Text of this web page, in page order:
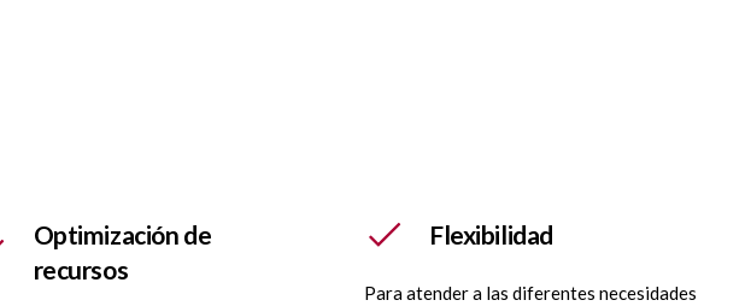
Optimización de
recursos
Flexibilidad
Para atender a las diferentes necesidades